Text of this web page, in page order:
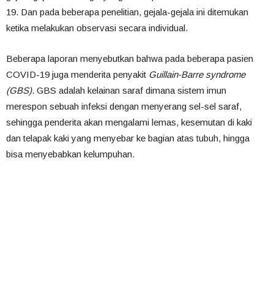
19. Dan pada beberapa penelitian, gejala-gejala ini ditemukan
ketika melakukan observasi secara individual.
Beberapa laporan menyebutkan bahwa pada beberapa pasien
COVID-19 juga menderita penyakit Guillain-Barre syndrome
(GBS). GBS adalah kelainan saraf dimana sistem imun
merespon sebuah infeksi dengan menyerang sel-sel saraf,
sehingga penderita akan mengalami lemas, kesemutan di kaki
dan telapak kaki yang menyebar ke bagian atas tubuh, hingga
bisa menyebabkan kelumpuhan.